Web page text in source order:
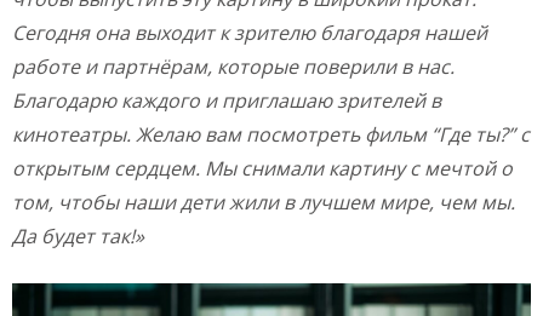
Сегодня она выходит к зрителю благодаря нашей
работе и партнёрам, которые поверили в нас.
Благодарю каждого и приглашаю зрителей в
кинотеатры. Желаю вам посмотреть фильм “Где ты?” с
открытым сердцем. Мы снимали картину с мечтой о
том, чтобы наши дети жили в лучшем мире, чем мы.
Да будет так!»